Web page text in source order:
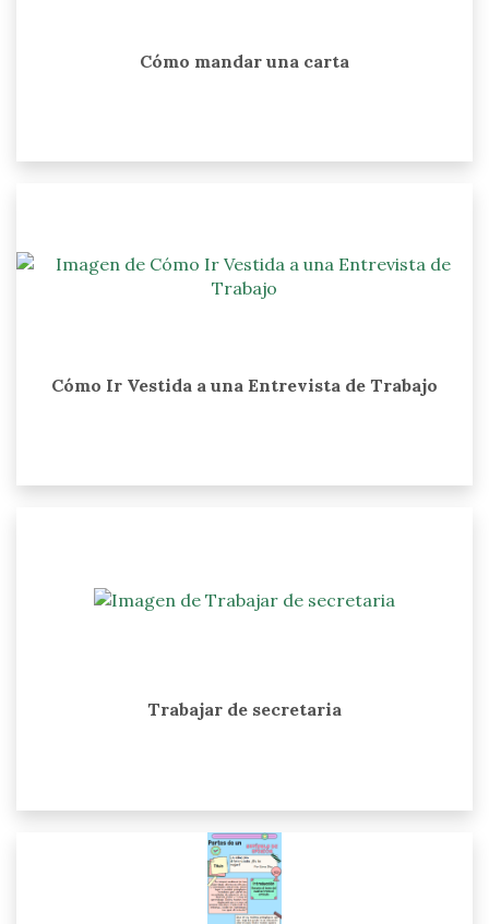
Cómo mandar una carta
Cómo Ir Vestida a una Entrevista de Trabajo
Trabajar de secretaria